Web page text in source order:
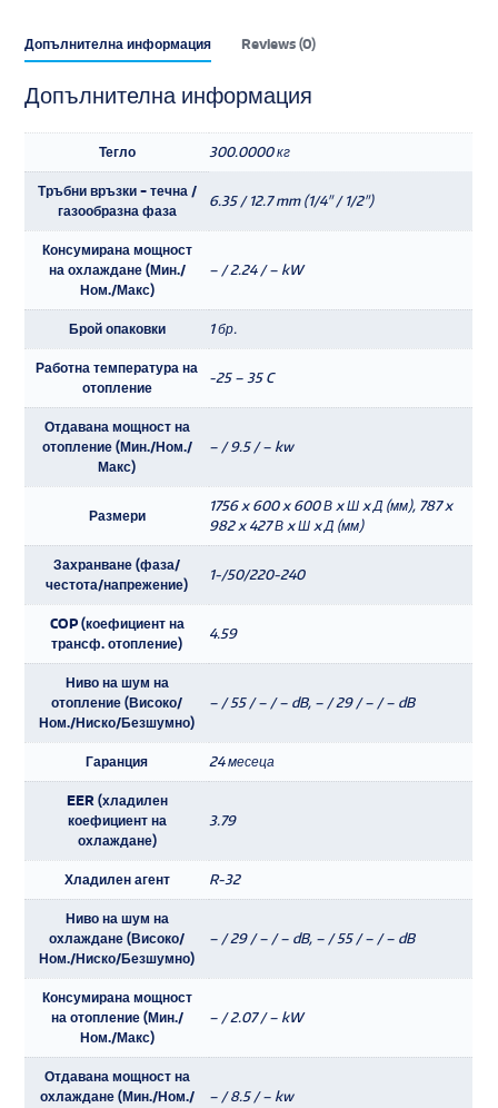
Допълнителна информация Reviews (0)
Допълнителна информация
Тегло 300.0000 кг
Тръбни връзки - течна /
газообразна фаза
6.35 / 12.7 mm (1/4" / 1/2")
Консумирана мощност
на охлаждане (Мин./
Ном./Макс)
– / 2.24 / – kW
Брой опаковки 1 бр.
Работна температура на
отопление
-25 – 35 C
Отдавана мощност на
отопление (Мин./Ном./
Макс)
– / 9.5 / – kw
Размери
1756 x 600 x 600 В x Ш x Д (мм), 787 x
982 x 427 В x Ш x Д (мм)
Захранване (фаза/
честота/напрежение)
1-/50/220-240
COP (коефициент на
трансф. отопление)
4.59
Ниво на шум на
отопление (Високо/
Ном./Ниско/Безшумно)
– / 55 / – / – dB, – / 29 / – / – dB
Гаранция 24 месеца
EER (хладилен
коефициент на
охлаждане)
3.79
Хладилен агент R-32
Ниво на шум на
охлаждане (Високо/
Ном./Ниско/Безшумно)
– / 29 / – / – dB, – / 55 / – / – dB
Консумирана мощност
на отопление (Мин./
Ном./Макс)
– / 2.07 / – kW
Отдавана мощност на
охлаждане (Мин./Ном./
– / 8.5 / – kw